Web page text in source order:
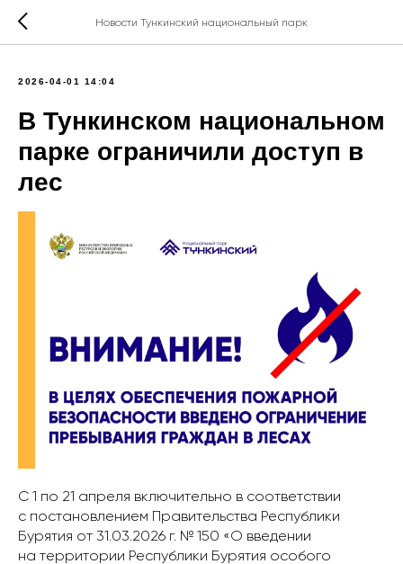
Новости Тункинский национальный парк
2026-04-01 14:04
В Тункинском национальном
парке ограничили доступ в
лес
С 1 по 21 апреля включительно в соответствии
с постановлением Правительства Республики
Бурятия от 31.03.2026 г. № 150 «О введении
на территории Республики Бурятия особого